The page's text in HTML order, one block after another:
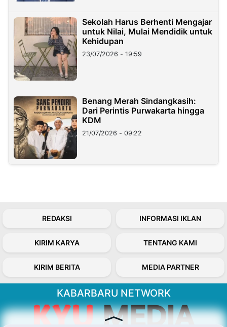
Sekolah Harus Berhenti Mengajar
untuk Nilai, Mulai Mendidik untuk
Kehidupan
23/07/2026 - 19:59
Benang Merah Sindangkasih:
Dari Perintis Purwakarta hingga
KDM
21/07/2026 - 09:22
REDAKSI INFORMASI IKLAN
KIRIM KARYA TENTANG KAMI
KIRIM BERITA MEDIA PARTNER
KABARBARU NETWORK